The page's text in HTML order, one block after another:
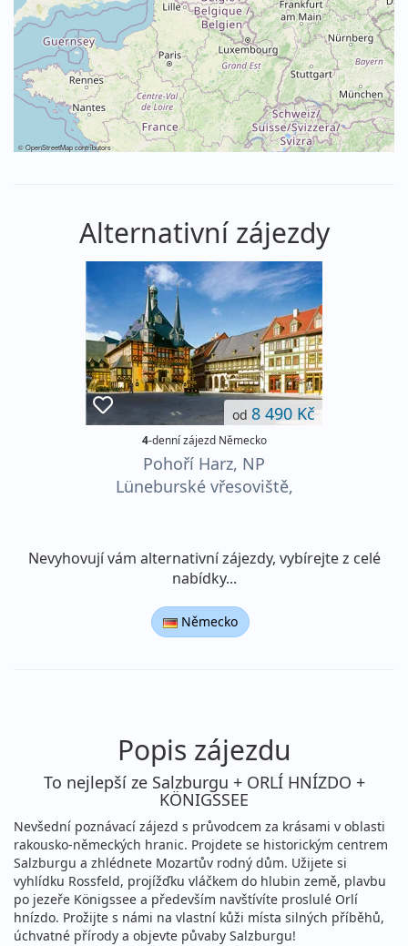
©OpenStreetMapcontributors
Alternativní zájezdy
od 8 490 Kč
4-denní zájezd Německo
Pohoří Harz, NP
Lüneburské vřesoviště,
Nevyhovují vám alternativní zájezdy, vybírejte z celé
nabídky...
Německo
Popis zájezdu
To nejlepší ze Salzburgu + ORLÍ HNÍZDO +
KÖNIGSSEE
Nevšední poznávací zájezd s průvodcem za krásami v oblasti
rakousko-německých hranic. Projdete se historickým centrem
Salzburgu a zhlédnete Mozartův rodný dům. Užijete si
vyhlídku Rossfeld, projížďku vláčkem do hlubin země, plavbu
po jezeře Königssee a především navštívíte proslulé Orlí
hnízdo. Prožijte s námi na vlastní kůži místa silných příběhů,
úchvatné přírody a objevte půvaby Salzburgu!